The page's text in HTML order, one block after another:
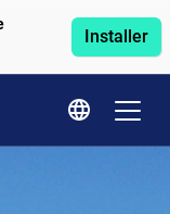
Installer